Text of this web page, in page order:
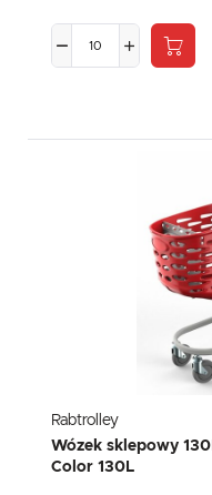
Rabtrolley
Wózek sklepowy
Color 130L